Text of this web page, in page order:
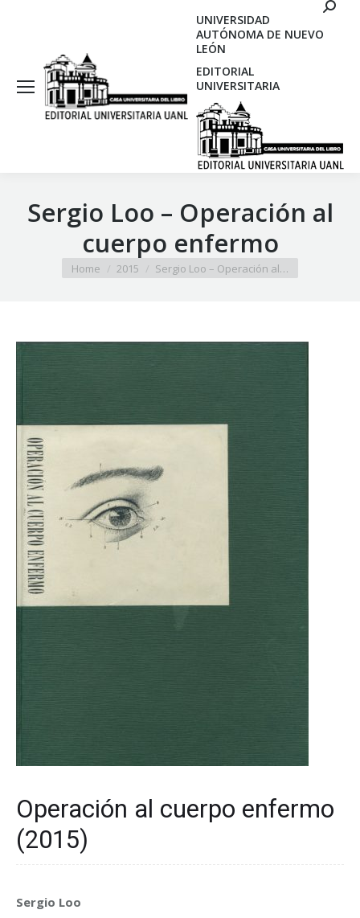
UNIVERSIDAD
AUTÓNOMA DE NUEVO
LEÓN
EDITORIAL
UNIVERSITARIA
Sergio Loo – Operación al
cuerpo enfermo
You are here:
Home 2015 Sergio Loo – Operación al…
Operación al cuerpo enfermo
(2015)
Sergio Loo